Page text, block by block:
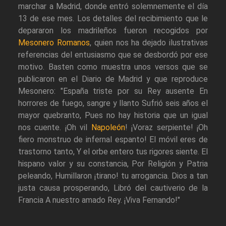
marchar a Madrid, donde entró solemnemente el día
13 de ese mes. Los detalles del recibimiento que le
depararon los madrileños fueron recogidos por
Mesonero Romanos, quien nos ha dejado ilustrativas
referencias del entusiasmo que se desbordó por ese
motivo. Basten como muestra unos versos que se
publicaron en el Diario de Madrid y que reproduce
Mesonero: "España triste por su Rey ausente En
horrores de fuego, sangre y llanto Sufrió seis años el
mayor quebranto, Pues no hay historia que un igual
nos cuente. ¡Oh vil
Napoleón! ¡Voraz serpiente! ¡Oh
fiero monstruo de infernal espanto! El móvil eres de
trastorno tanto, Y el orbe entero tus rigores siente. El
hispano valor y su constancia, Por Religión y Patria
peleando, Humillaron ¡tirano! tu arrogancia. Dios a tan
justa causa prosperando, Libró del cautiverio de la
Francia A nuestro amado Rey. ¡Viva Fernando!"